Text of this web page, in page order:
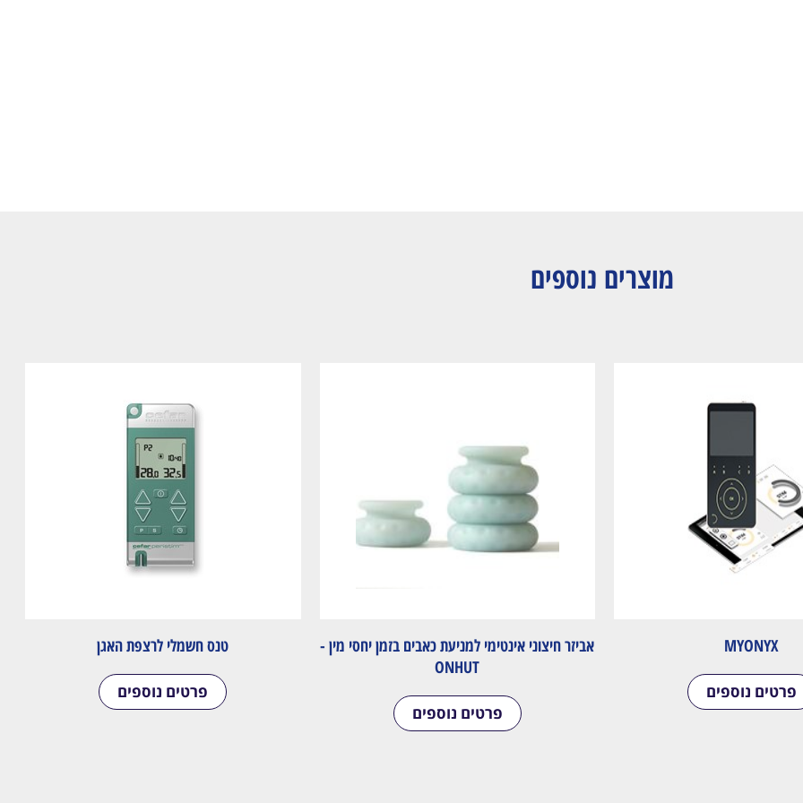
מוצרים נוספים
MYONYX
פרטים נוספים
אביזר חיצוני אינטימי למניעת כאבים בזמן יחסי מין -
ONHUT
פרטים נוספים
טנס חשמלי לרצפת האגן
פרטים נוספים